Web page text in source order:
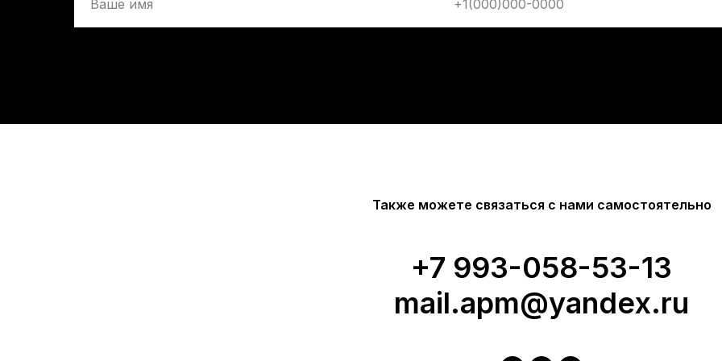
Также можете связаться с нами самостоятельно
+7 993-058-53-13
mail.apm@yandex.ru